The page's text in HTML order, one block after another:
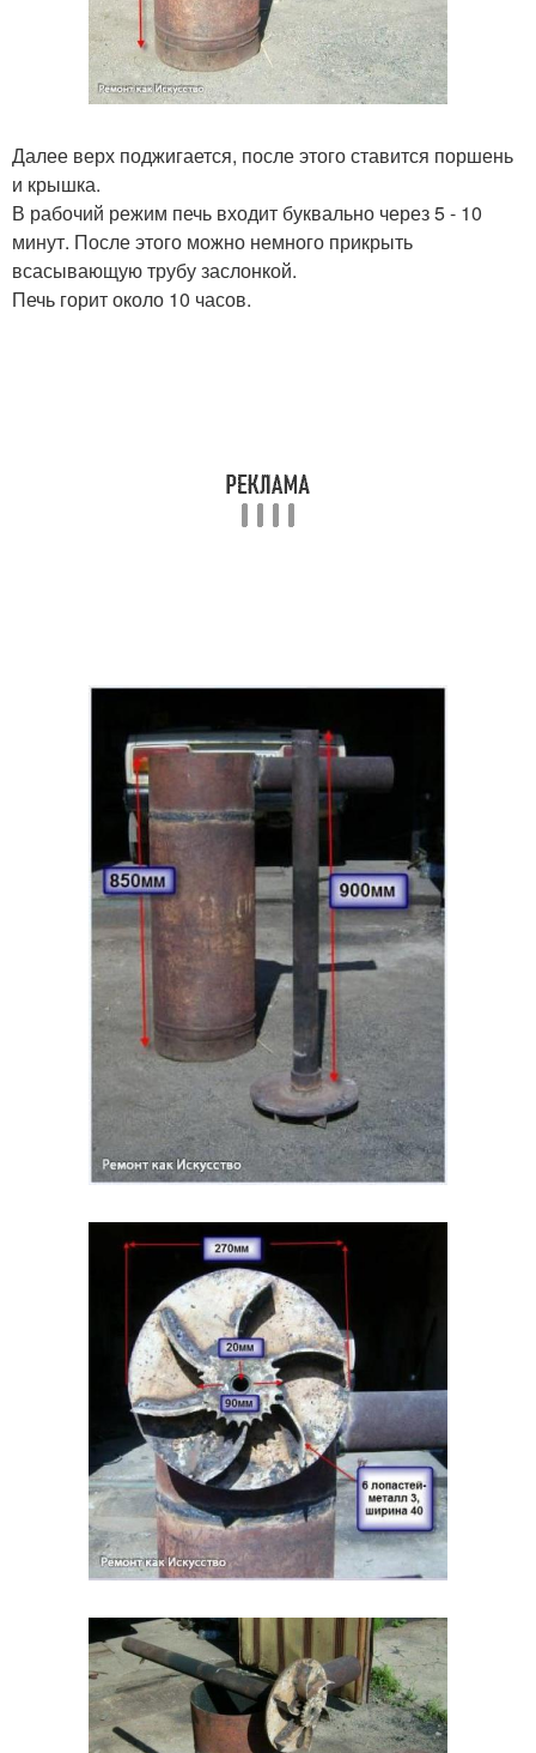
Далее верх поджигается, после этого ставится поршень
и крышка.
В рабочий режим печь входит буквально через 5 - 10
минут. После этого можно немного прикрыть
всасывающую трубу заслонкой.
Печь горит около 10 часов.